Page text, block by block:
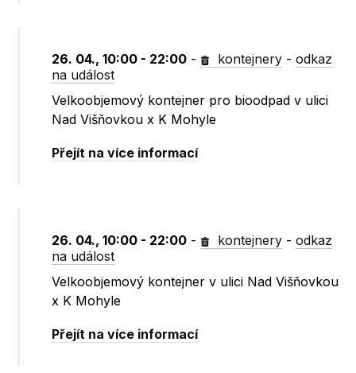
26. 04., 10:00 - 22:00 - kontejnery -odkaz
na událost
Velkoobjemový kontejner pro bioodpad v ulici
Nad Višňovkou x K Mohyle
Přejít na více informací
26. 04., 10:00 - 22:00 - kontejnery -odkaz
na událost
Velkoobjemový kontejner v ulici Nad Višňovkou
x K Mohyle
Přejít na více informací